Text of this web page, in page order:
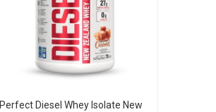
Perfect Diesel Whey Isolate New